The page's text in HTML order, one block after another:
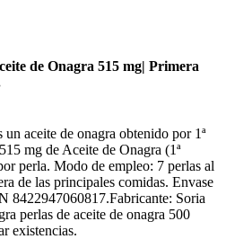
de Onagra 515 mg| Primera
aceite de onagra obtenido por 1ª
mg de Aceite de Onagra (1ª
perla. Modo de empleo: 7 perlas al
de las principales comidas. Envase
8422947060817.Fabricante: Soria
perlas de aceite de onagra 500
existencias.